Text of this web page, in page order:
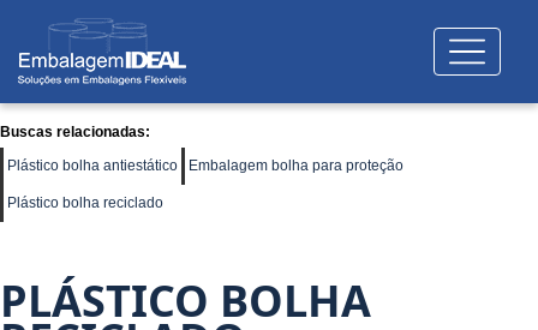
Buscas relacionadas:
Plástico bolha antiestático
Embalagem bolha para proteção
Plástico bolha reciclado
PLÁSTICO BOLHA